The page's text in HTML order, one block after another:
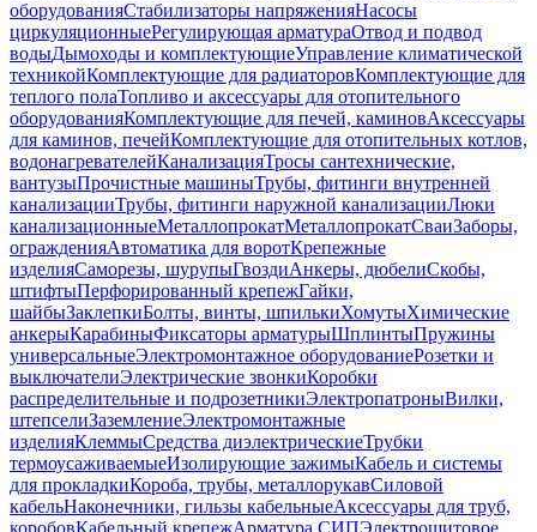
оборудованияСтабилизаторы напряженияНасосы
циркуляционныеРегулирующая арматураОтвод и подвод
водыДымоходы и комплектующиеУправление климатической
техникойКомплектующие для радиаторовКомплектующие для
теплого полаТопливо и аксессуары для отопительного
оборудованияКомплектующие для печей, каминовАксессуары
для каминов, печейКомплектующие для отопительных котлов,
водонагревателейКанализацияТросы сантехнические,
вантузыПрочистные машиныТрубы, фитинги внутренней
канализацииТрубы, фитинги наружной канализацииЛюки
канализационныеМеталлопрокатМеталлопрокатСваиЗаборы,
огражденияАвтоматика для воротКрепежные
изделияСаморезы, шурупыГвоздиАнкеры, дюбелиСкобы,
штифтыПерфорированный крепежГайки,
шайбыЗаклепкиБолты, винты, шпилькиХомутыХимические
анкерыКарабиныФиксаторы арматурыШплинтыПружины
универсальныеЭлектромонтажное оборудованиеРозетки и
выключателиЭлектрические звонкиКоробки
распределительные и подрозетникиЭлектропатроныВилки,
штепселиЗаземлениеЭлектромонтажные
изделияКлеммыСредства диэлектрическиеТрубки
термоусаживаемыеИзолирующие зажимыКабель и системы
для прокладкиКороба, трубы, металлорукавСиловой
кабельНаконечники, гильзы кабельныеАксессуары для труб,
коробовКабельный крепежАрматура СИПЭлектрощитовое